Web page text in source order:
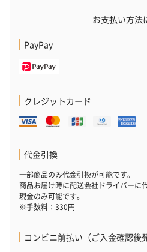
（880円
お酒
※20歳未満の方への酒類の販売はい
ディット（712円）
お支払い方法
PayPay
クレジットカード
代金引換
一部商品のみ代金引換が可能です。
商品お届け時に配送会社ドライバーに
現金のみ可能です。
※手数料：330円
コンビニ前払い（ご入金確認後